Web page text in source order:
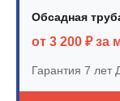
Обсадная
от 3 200 ₽ за
Гарантия 7 лет